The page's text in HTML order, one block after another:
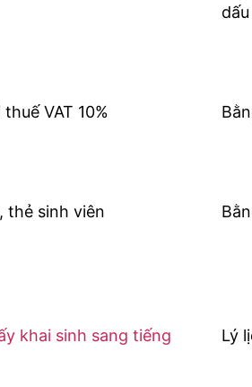
dấu
VAT 10%
thẻ sinh viên
khai sinh sang tiếng
Lý